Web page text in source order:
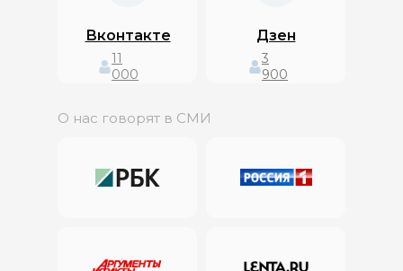
Вконтакте
11
000
Дзен
О нас говорят в СМИ
3
900